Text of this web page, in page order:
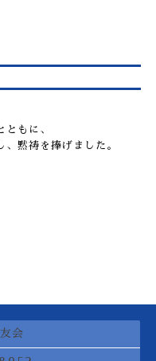
もに、
黙祷を捧げました。
会